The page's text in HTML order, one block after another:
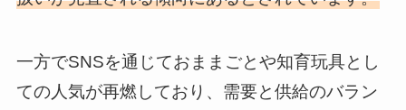
一方でSNSを通じておままごとや知育玩具とし
ての人気が再燃しており、需要と供給のバラン